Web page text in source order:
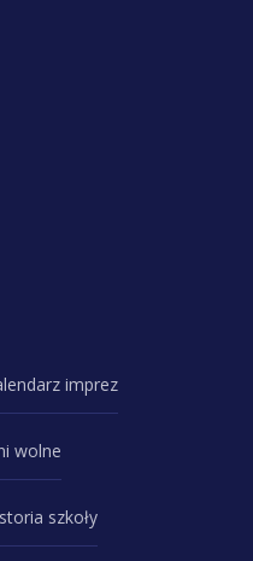
imprez
wolne
szkoły